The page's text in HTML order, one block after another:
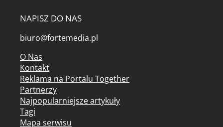
NAPISZ DO NAS
biuro@fortemedia.pl
O Nas
Kontakt
Reklama na Portalu Together
Partnerzy
Najpopularniejsze artykuły
Tagi
Mapa serwisu